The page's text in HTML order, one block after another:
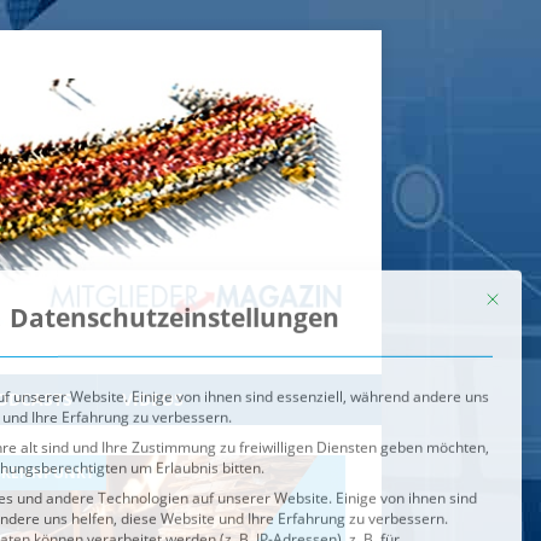
VIDEOS
unserer Website. Einige von ihnen sind essenziell, während andere uns
Ihre Erfahrung zu verbessern.
alt sind und Ihre Zustimmung zu freiwilligen Diensten geben möchten,
um Erlaubnis bitten.
und andere Technologien auf unserer Website. Einige von ihnen sind
uns helfen, diese Website und Ihre Erfahrung zu verbessern.
können verarbeitet werden (z. B. IP-Adressen), z. B. für
und Inhalte oder Anzeigen- und Inhaltsmessung.
Verwendung Ihrer Daten finden Sie in unsererDatenschutzerklärung
Service-Gruppen, für die eine Einwilligung erteilt werden
Externe Medien
Speichern
Alle akzeptieren